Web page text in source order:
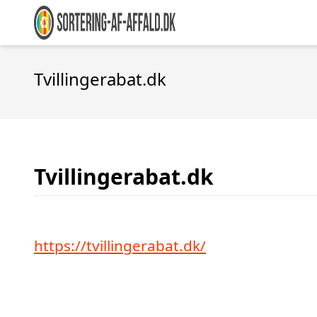
Tvillingerabat.dk
Tvillingerabat.dk
https://tvillingerabat.dk/